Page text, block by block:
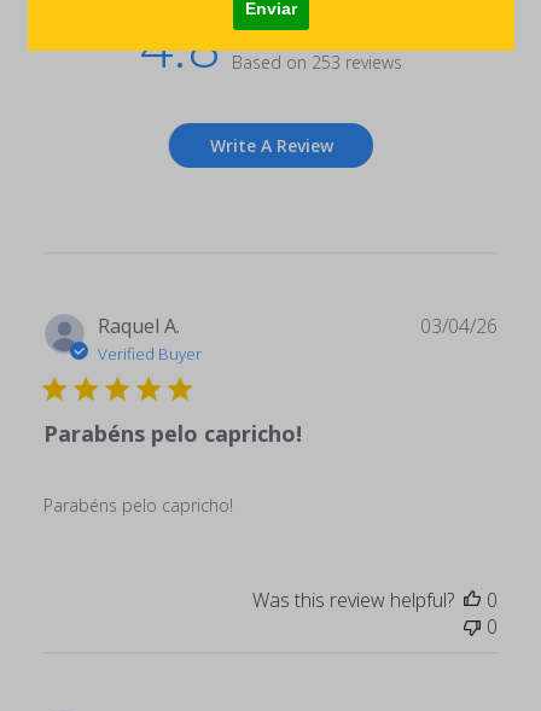
4.8 Based on 253 reviews
Write A Review
Raquel A.
Verified Buyer
Parabéns pelo capricho!
Parabéns pelo capricho!
03/04/26
Was this review helpful?
0
0